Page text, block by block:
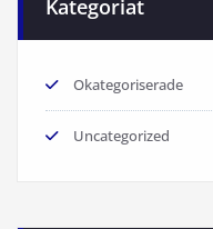
Kategoriat
Okategoriserade
Uncategorized